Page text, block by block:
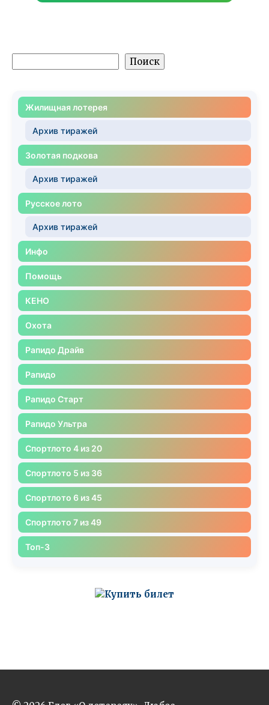
Поиск
Жилищная лотерея
Архив тиражей
Золотая подкова
Архив тиражей
Русское лото
Архив тиражей
Инфо
Помощь
КЕНО
Охота
Рапидо Драйв
Рапидо
Рапидо Старт
Рапидо Ультра
Спортлото 4 из 20
Спортлото 5 из 36
Спортлото 6 из 45
Спортлото 7 из 49
Топ-3